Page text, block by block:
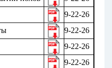
9-22-26
9-22-26
9-22-26
9-22-26